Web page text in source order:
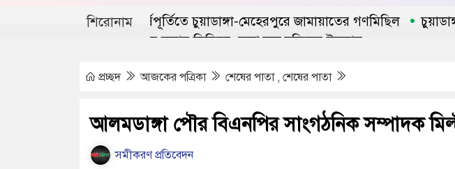
শিরোনাম
দ্বিতীয় বর্ষপূর্তিতে চুয়াডাঙ্গা-মেহেরপুরে জামায়াতের গণমিছিল
লিগ্যাল এইড কমিটির সভায় সিনিয়র জেলা জজ রফিকুল ইসলাম
প্রচ্ছদ আজকের পত্রিকা শেষের পাতা , শেষের পাতা
আলমডাঙ্গা পৌর বিএনপির সাংগঠনিক সম্পাদক
সমীকরণ প্রতিবেদন